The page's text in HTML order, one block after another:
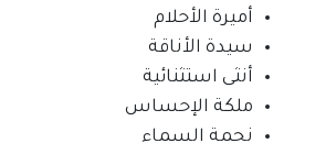
أميرة الأحلام
سيدة الأناقة
أنثى استثنائية
ملكة الإحساس
نجمة السماء